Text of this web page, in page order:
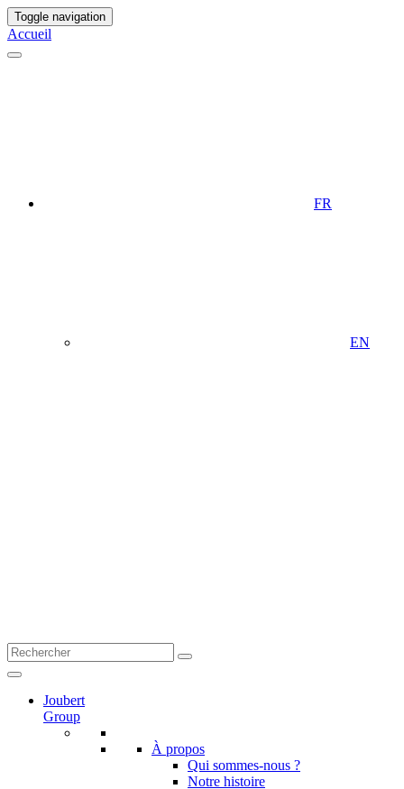
Toggle navigation
Accueil
FR
EN
Joubert
Group
À propos
Qui sommes-nous ?
Notre histoire